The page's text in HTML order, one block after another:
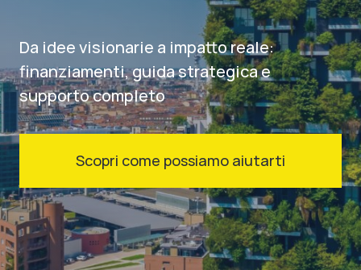
Da idee visionarie a impatto reale:
finanziamenti, guida strategica e
supporto completo
Scopri come possiamo aiutarti